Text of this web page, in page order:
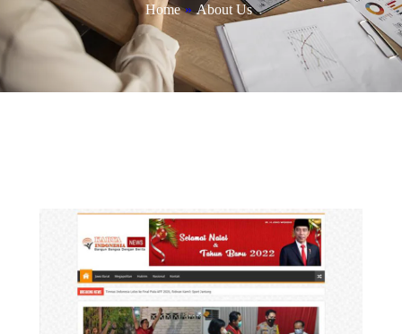
Home » About Us